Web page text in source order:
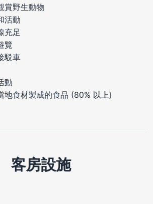
賞野生動物
活動
充足
覽
駁車
動
地食材製成的食品 (80% 以上)
客房設施